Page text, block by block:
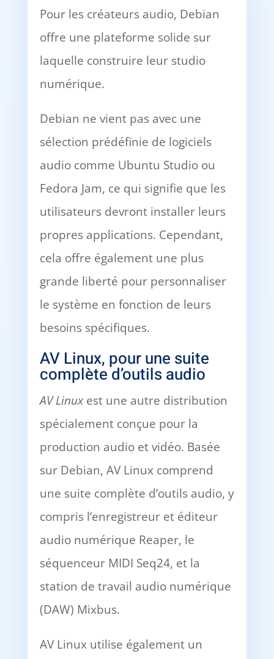
Pour les créateurs audio, Debian
offre une plateforme solide sur
laquelle construire leur studio
numérique.
Debian ne vient pas avec une
sélection prédéfinie de logiciels
audio comme Ubuntu Studio ou
Fedora Jam, ce qui signifie que les
utilisateurs devront installer leurs
propres applications. Cependant,
cela offre également une plus
grande liberté pour personnaliser
le système en fonction de leurs
besoins spécifiques.
AV Linux, pour une suite
complète d’outils audio
AV Linuxest une autre distribution
spécialement conçue pour la
production audio et vidéo. Basée
sur Debian, AV Linux comprend
une suite complète d’outils audio, y
compris l’enregistreur et éditeur
audio numérique Reaper, le
séquenceur MIDI Seq24, et la
station de travail audio numérique
(DAW) Mixbus.
AV Linux utilise également un